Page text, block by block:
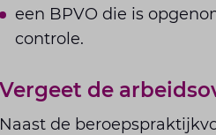
een BPVO die is
controle.
Vergeet de
Naast de